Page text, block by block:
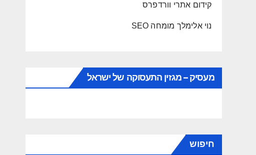
קידום אתרי וורדפרס
נוי אלימלך מומחה SEO
מעסיק – מגזין התעסוקה של ישראל
חיפוש